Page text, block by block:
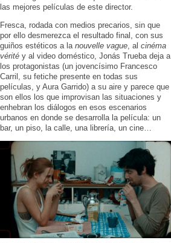
las mejores películas de este director.
Fresca, rodada con medios precarios, sin que
por ello desmerezca el resultado final, con sus
guiños estéticos a la nouvelle vague , al cinéma
vérité y al video doméstico, Jonás Trueba deja a
los protagonistas (un jovencísimo Francesco
Carril, su fetiche presente en todas sus
películas, y Aura Garrido) a su aire y parece que
son ellos los que improvisan las situaciones y
enhebran los diálogos en esos escenarios
urbanos en donde se desarrolla la película: un
bar, un piso, la calle, una librería, un cine…